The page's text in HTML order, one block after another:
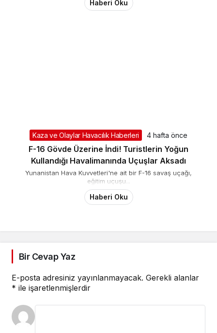
helikopter havada çarpıştı. Kazada...
Kaza ve Olaylar Havacılık Haberleri 4 hafta önce
F-16 Gövde Üzerine İndi! Turistlerin Yoğun
Kullandığı Havalimanında Uçuşlar Aksadı
E-posta adresiniz yayınlanmayacak.